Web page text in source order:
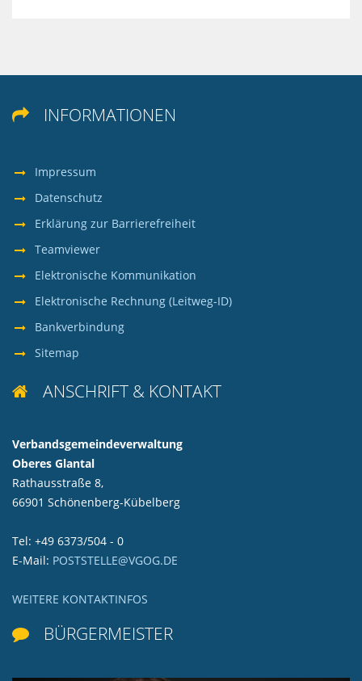
 INFORMATIONEN
Impressum
Datenschutz
Erklärung zur Barrierefreiheit
Teamviewer
Elektronische Kommunikation
Elektronische Rechnung (Leitweg-ID)
Bankverbindung
Sitemap
 ANSCHRIFT & KONTAKT
Verbandsgemeindeverwaltung
Oberes Glantal
Rathausstraße 8,
66901 Schönenberg-Kübelberg
Tel: +49 6373/504 - 0
E-Mail: POSTSTELLE@VGOG.DE
WEITERE KONTAKTINFOS
 BÜRGERMEISTER